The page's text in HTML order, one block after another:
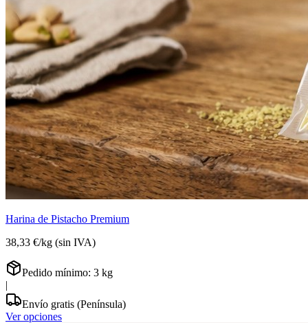
Harina de Pistacho Premium
38,33 €/kg (sin IVA)
Pedido mínimo: 3 kg
|
Envío gratis (Península)
Ver opciones